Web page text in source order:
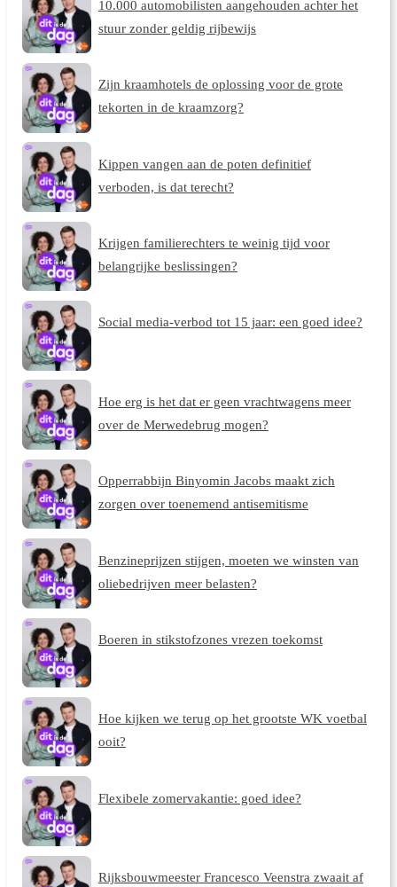
10.000 automobilisten aangehouden achter het
stuur zonder geldig rijbewijs
Zijn kraamhotels de oplossing voor de grote
tekorten in de kraamzorg?
Kippen vangen aan de poten definitief
verboden, is dat terecht?
Krijgen familierechters te weinig tijd voor
belangrijke beslissingen?
Social media-verbod tot 15 jaar: een goed idee?
Hoe erg is het dat er geen vrachtwagens meer
over de Merwedebrug mogen?
Opperrabbijn Binyomin Jacobs maakt zich
zorgen over toenemend antisemitisme
Benzineprijzen stijgen, moeten we winsten van
oliebedrijven meer belasten?
Boeren in stikstofzones vrezen toekomst
Hoe kijken we terug op het grootste WK voetbal
ooit?
Flexibele zomervakantie: goed idee?
Rijksbouwmeester Francesco Veenstra zwaait af